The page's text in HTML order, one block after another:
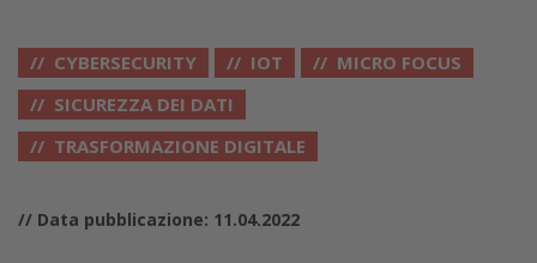
CYBERSECURITY IOT
MICRO FOCUS
SICUREZZA DEI DATI
TRASFORMAZIONE DIGITALE
// Data pubblicazione: 11.04.2022